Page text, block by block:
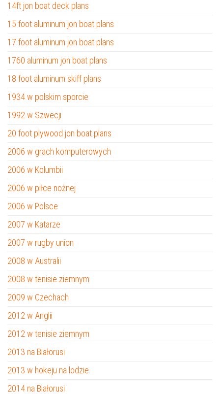
14ft jon boat deck plans
15 foot aluminum jon boat plans
17 foot aluminum jon boat plans
1760 aluminum jon boat plans
18 foot aluminum skiff plans
1934 w polskim sporcie
1992 w Szwecji
20 foot plywood jon boat plans
2006 w grach komputerowych
2006 w Kolumbii
2006 w piłce nożnej
2006 w Polsce
2007 w Katarze
2007 w rugby union
2008 w Australii
2008 w tenisie ziemnym
2009 w Czechach
2012 w Anglii
2012 w tenisie ziemnym
2013 na Białorusi
2013 w hokeju na lodzie
2014 na Białorusi